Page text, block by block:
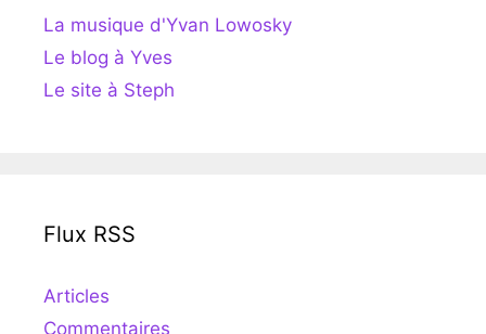
La musique d'Yvan Lowosky
Le blog à Yves
Le site à Steph
Flux RSS
Articles
Commentaires